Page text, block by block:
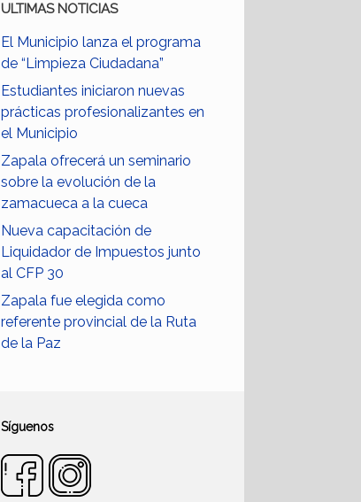
ULTIMAS NOTICIAS
El Municipio lanza el programa
de “Limpieza Ciudadana”
Estudiantes iniciaron nuevas
prácticas profesionalizantes en
el Municipio
Zapala ofrecerá un seminario
sobre la evolución de la
zamacueca a la cueca
Nueva capacitación de
Liquidador de Impuestos junto
al CFP 30
Zapala fue elegida como
referente provincial de la Ruta
de la Paz
Síguenos